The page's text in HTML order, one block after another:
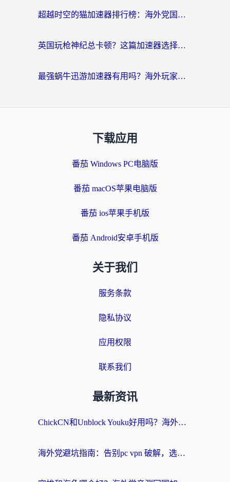
超越时空的猫加速器排行榜：海外党国服游戏不卡顿的终极选择指南
英国玩枪神纪总卡顿？这篇加速器选择指南帮你告别延迟（附实测推荐）
最强蜗牛迅游加速器有用吗？海外玩家国服游戏加速避坑指南（附德国玩忍者必须死3流星蝴蝶剑解决办法）
下载应用
番茄 Windows PC电脑版
番茄 macOS苹果电脑版
番茄 ios苹果手机版
番茄 Android安卓手机版
关于我们
服务条款
隐私协议
应用权限
联系我们
最新资讯
ChickCN和Unblock Youku好用吗？海外党亲测3款回国加速器，附iOS免费选择指南
海外党避坑指南：告别pc vpn 破解，选对回国加速器轻松访问国内资源